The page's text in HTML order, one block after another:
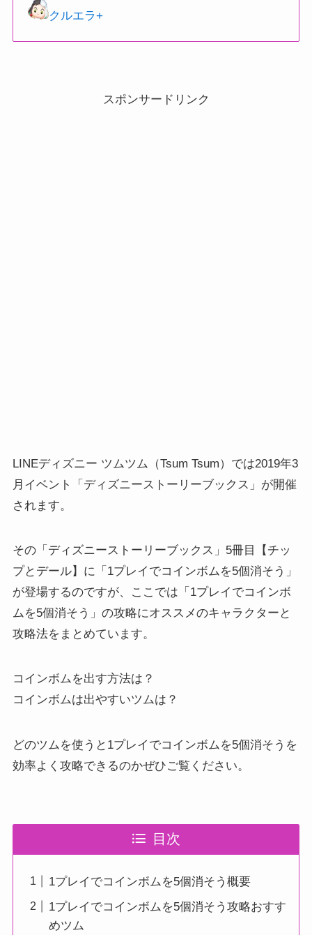
クルエラ+
スポンサードリンク
LINEディズニー ツムツム（Tsum Tsum）では2019年3
月イベント「ディズニーストーリーブックス」が開催
されます。
その「ディズニーストーリーブックス」5冊目【チッ
プとデール】に「1プレイでコインボムを5個消そう」
が登場するのですが、ここでは「1プレイでコインボ
ムを5個消そう」の攻略にオススメのキャラクターと
攻略法をまとめています。
コインボムを出す方法は？
コインボムは出やすいツムは？
どのツムを使うと1プレイでコインボムを5個消そうを
効率よく攻略できるのかぜひご覧ください。
目次
1プレイでコインボムを5個消そう概要
1プレイでコインボムを5個消そう攻略おすす
めツム